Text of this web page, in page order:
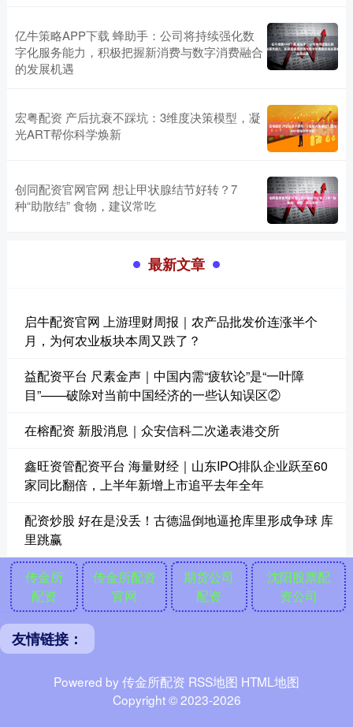
亿牛策略APP下载 蜂助手：公司将持续强化数
字化服务能力，积极把握新消费与数字消费融合
的发展机遇
宏粤配资 产后抗衰不踩坑：3维度决策模型，凝
光ART帮你科学焕新
创同配资官网官网 想让甲状腺结节好转？7
种“助散结” 食物，建议常吃
最新文章
启牛配资官网 上游理财周报｜农产品批发价连涨半个
月，为何农业板块本周又跌了？
益配资平台 尺素金声｜中国内需“疲软论”是“一叶障
目”——破除对当前中国经济的一些认知误区②
在榕配资 新股消息｜众安信科二次递表港交所
鑫旺资管配资平台 海量财经｜山东IPO排队企业跃至60
家同比翻倍，上半年新增上市追平去年全年
配资炒股 好在是没丢！古德温倒地逼抢库里形成争球 库
里跳赢
传金所
配资
传金所配资
官网
期货公司
配资
沈阳股票配
资公司
友情链接：
Powered by 传金所配资 RSS地图 HTML地图
Copyright© 2023-2026